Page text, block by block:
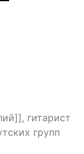
гитарист
групп